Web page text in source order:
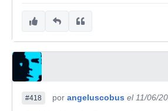
#418 por angeluscobus el 11/06/